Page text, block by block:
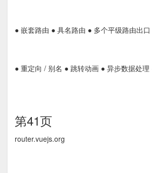
● 嵌套路由 ● 具名路由 ● 多个平级路由出
● 重定向 / 别名 ● 跳转动画 ● 异步数据处
第41页
router.vuejs.org